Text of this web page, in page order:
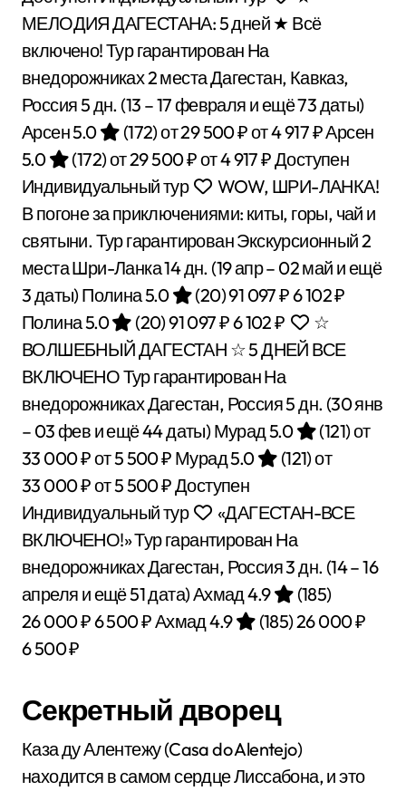
МЕЛОДИЯ ДАГЕСТАНА: 5 дней ★ Всё
включено! Тур гарантирован На
внедорожниках 2 места Дагестан, Кавказ,
Россия5 дн. (13 – 17 февраля и ещё 73 даты)
Арсен 5.0
(172)от 29 500 ₽от 4 917 ₽Арсен
5.0
(172)от 29 500 ₽от 4 917 ₽Доступен
Индивидуальный тур
WOW, ШРИ-ЛАНКА!
В погоне за приключениями: киты, горы, чай и
святыни. Тур гарантирован Экскурсионный 2
места Шри-Ланка14 дн. (19 апр – 02 май и ещё
3 даты)Полина 5.0 (20)91 097 ₽6 102 ₽
Полина 5.0
(20)91 097 ₽6 102 ₽
☆
ВОЛШЕБНЫЙ ДАГЕСТАН ☆ 5 ДНЕЙ ВСЕ
ВКЛЮЧЕНО Тур гарантирован На
внедорожниках Дагестан, Россия5 дн. (30 янв
– 03 фев и ещё 44 даты)Мурад 5.0 (121)от
33 000 ₽от 5 500 ₽ Мурад 5.0 (121)от
33 000 ₽от 5 500 ₽Доступен
Индивидуальный тур
«ДАГЕСТАН-ВСЕ
ВКЛЮЧЕНО!» Тур гарантирован На
внедорожниках Дагестан, Россия3 дн. (14 – 16
апреля и ещё 51 дата)Ахмад 4.9
(185)
26 000 ₽6 500 ₽Ахмад 4.9 (185)26 000 ₽
6 500 ₽
Секретный дворец
Каза ду Алентежу (Casa do Alentejo)
находится в самом сердце Лиссабона, и это